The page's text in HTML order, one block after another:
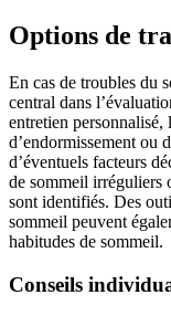
Options de
En cas de troubles du
central dans
entretien
d’endormissement ou
d’éventuels facteurs
de sommeil
sont identifiés. Des
sommeil peuvent
habitudes de sommeil.
Conseils